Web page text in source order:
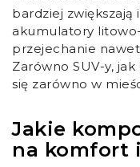
bardziej zwiększają
akumulatory
przejechanie nawet
Zarówno SUV-y,
się zarówno w
Jakie
na komfort